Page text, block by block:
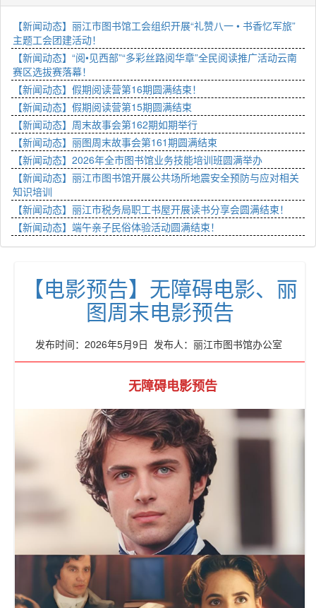
【新闻动态】丽江市图书馆工会组织开展“礼赞八一 • 书香忆军旅”
主题工会团建活动！
【新闻动态】“阅•见西部”“多彩丝路阅华章”全民阅读推广活动云南
赛区选拔赛落幕！
【新闻动态】假期阅读营第16期圆满结束！
【新闻动态】假期阅读营第15期圆满结束
【新闻动态】周末故事会第162期如期举行
【新闻动态】丽图周末故事会第161期圆满结束
【新闻动态】2026年全市图书馆业务技能培训班圆满举办
【新闻动态】丽江市图书馆开展公共场所地震安全预防与应对相关
知识培训
【新闻动态】丽江市税务局职工书屋开展读书分享会圆满结束！
【新闻动态】端午亲子民俗体验活动圆满结束！
【电影预告】无障碍电影、丽
图周末电影预告
发布时间：2026年5月9日 发布人：丽江市图书馆办公室
无障碍电影预告